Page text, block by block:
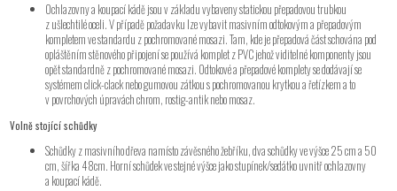
Ochlazovny a koupací kádě jsou v základu vybaveny statickou přepadovou trubkou
z ušlechtilé oceli. V případě požadavku lze vybavit masivním odtokovým a přepadovým
kompletem ve standardu z pochromované mosazi. Tam, kde je přepadová část schována pod
opláštěním stěnového připojení se používá komplet z PVC jehož viditelné komponenty jsou
opět standardně z pochromované mosazi. Odtokové a přepadové komplety se dodávají se
systémem click-clack nebo gumovou zátkou s pochromovanou krytkou a řetízkem a to
v povrchových úpravách chrom, rostig-antik nebo mosaz.
Volně stojící schůdky
Schůdky z masivního dřeva namísto závěsného žebříku, dva schůdky ve výšce 25 cm a 50
cm, šířka 48cm. Horní schůdek ve stejné výšce jako stupínek/sedátko uvnitř ochlazovny
a koupací kádě.